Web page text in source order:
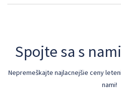
Spojte sa s
Nepremeškajte najlacnejšie ceny
nami!